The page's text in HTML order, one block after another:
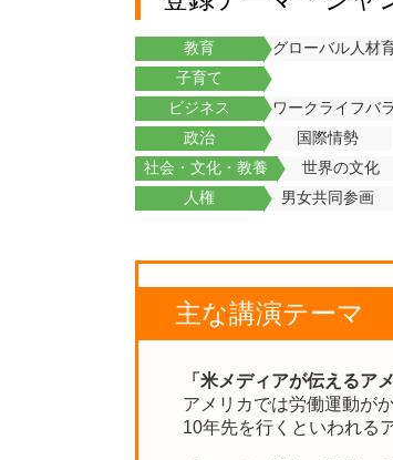
教育 グローバル人材
子育て
ビジネス
ワークライフバ
政治
国際情勢
社会・文化・教養
世界の文化
人権
男女共同参画
主な講演テーマ
「米メディアが伝えるア
アメリカでは労働運動が
10年先を行くといわれる